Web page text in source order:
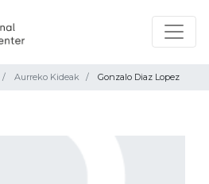
Aurreko Kideak Gonzalo Diaz Lopez